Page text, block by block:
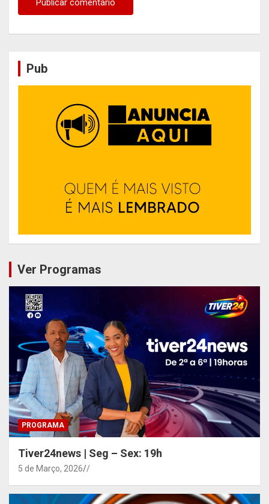
Pub
Ver Programas
PROGRAMA
Tiver24news | Seg – Sex: 19h
5 de Março, 2026 /